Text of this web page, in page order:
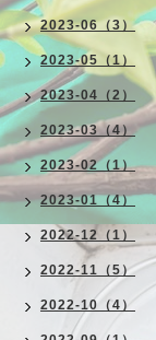
2023-06（3）
2023-05（1）
2023-04（2）
2023-03（4）
2023-02（1）
2023-01（4）
2022-12（1）
2022-11（5）
2022-10（4）